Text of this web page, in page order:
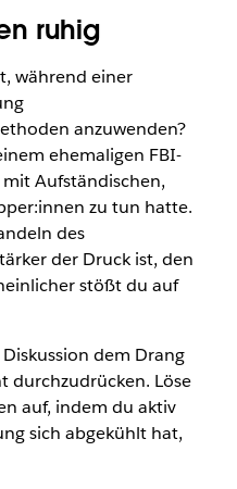
ruhig
während einer
anzuwenden?
ehemaligen FBI-
Aufständischen,
zu tun hatte.
des
der Druck ist, den
stößt du auf
dem Drang
durchzudrücken. Löse
auf, indem du aktiv
sich abgekühlt hat,